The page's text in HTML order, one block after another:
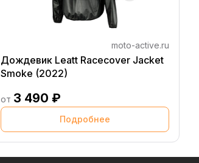
moto-active.ru
Дождевик Leatt Racecover Jacket
Smoke (2022)
от 3 490 ₽
Подробнее